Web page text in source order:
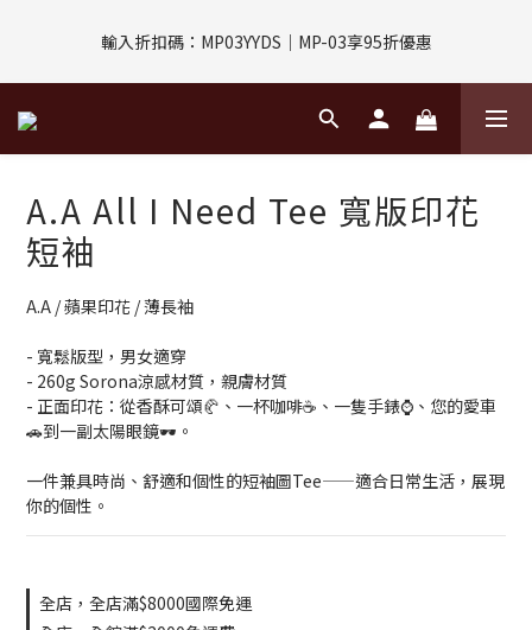
金
輸入折扣碼：MP03YYDS｜MP-03享95折優惠
指定付款方式｜即享2%回饋(信用卡、APPLE PAY、LINE PAY)
評價回饋｜訂單完成後7天內填寫5字以上評價，即可獲得$30購物
A.A All I Need Tee 寬版印花
短袖
A.A / 蘋果印花 / 薄長袖
- 寬鬆版型，男女適穿
- 260g Sorona涼感材質，親膚材質
- 正面印花：從香酥可頌🥐、一杯咖啡☕、一隻手錶⌚、您的愛車
🚗到一副太陽眼鏡🕶️。
一件兼具時尚、舒適和個性的短袖圖Tee——適合日常生活，展現
你的個性。
全店，全店滿$8000國際免運